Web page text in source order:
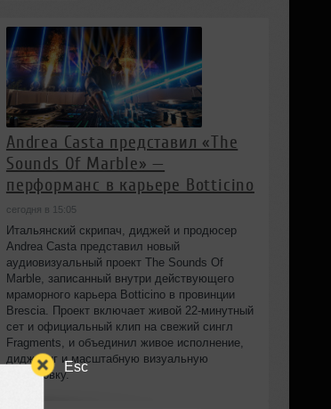
Esc
Andrea Casta представил «The
Sounds Of Marble» —
перформанс в карьере Botticino
сегодня в 15:05
Итальянский скрипач, диджей и продюсер
Andrea Casta представил новый
аудиовизуальный проект The Sounds Of
Marble, записанный внутри действующего
мраморного карьера Botticino в провинции
Brescia. Проект включает живой 22‑минутный
сет и официальный клип на свежий сингл
Fragments, и объединил живое исполнение,
диджеинг и масштабную визуальную
постановку.